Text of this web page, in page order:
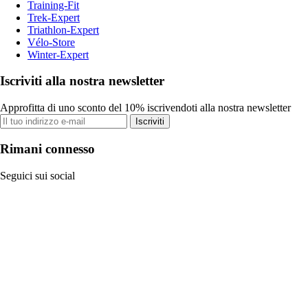
Training-Fit
Trek-Expert
Triathlon-Expert
Vélo-Store
Winter-Expert
Iscriviti alla nostra newsletter
Approfitta di uno sconto del 10% iscrivendoti alla nostra newsletter
Iscriviti
Rimani connesso
Seguici sui social